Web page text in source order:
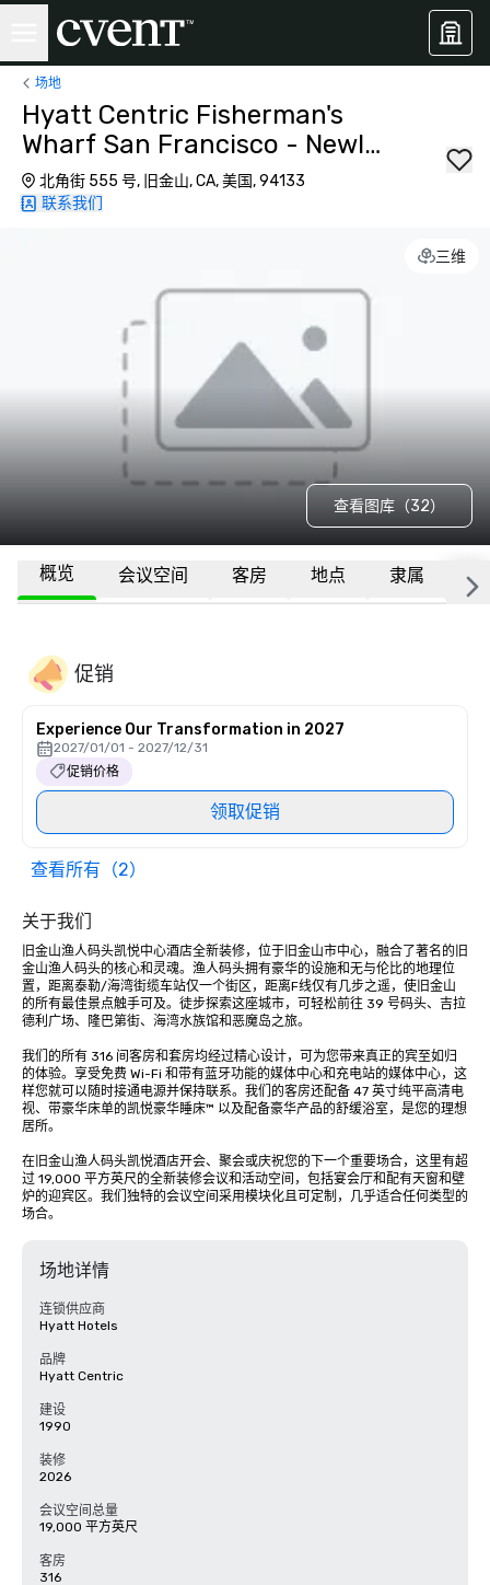
场地
Hyatt Centric Fisherman's
Wharf San Francisco - Newly
Renovated
北角街 555 号, 旧金山, CA, 美国, 94133
联系我们
三维
查看图库（32）
概览 会议空间 客房 地点 隶属 更
促销
Experience Our Transformation in 2027
2027/01/01 - 2027/12/31
促销价格
领取促销
查看所有（2）
关于我们
旧金山渔人码头凯悦中心酒店全新装修，位于旧金山市中心，融合了著名的旧
金山渔人码头的核心和灵魂。渔人码头拥有豪华的设施和无与伦比的地理位
置，距离泰勒/海湾街缆车站仅一个街区，距离F线仅有几步之遥，使旧金山
的所有最佳景点触手可及。徒步探索这座城市，可轻松前往 39 号码头、吉拉
德利广场、隆巴第街、海湾水族馆和恶魔岛之旅。
我们的所有 316 间客房和套房均经过精心设计，可为您带来真正的宾至如归
的体验。享受免费 Wi-Fi 和带有蓝牙功能的媒体中心和充电站的媒体中心，这
样您就可以随时接通电源并保持联系。我们的客房还配备 47 英寸纯平高清电
视、带豪华床单的凯悦豪华睡床™ 以及配备豪华产品的舒缓浴室，是您的理想
居所。
在旧金山渔人码头凯悦酒店开会、聚会或庆祝您的下一个重要场合，这里有超
过 19,000 平方英尺的全新装修会议和活动空间，包括宴会厅和配有天窗和壁
炉的迎宾区。我们独特的会议空间采用模块化且可定制，几乎适合任何类型的
场合。
场地详情
连锁供应商
Hyatt Hotels
品牌
Hyatt Centric
建设
1990
装修
2026
会议空间总量
19,000 平方英尺
客房
316